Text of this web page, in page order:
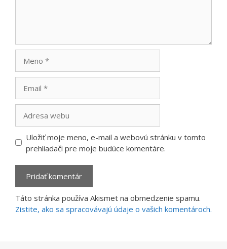
webu
Uložiť moje meno, e-mail a webovú stránku v tomto
prehliadači pre moje budúce komentáre.
Táto stránka používa Akismet na obmedzenie spamu.
Zistite, ako sa spracovávajú údaje o vašich komentároch.